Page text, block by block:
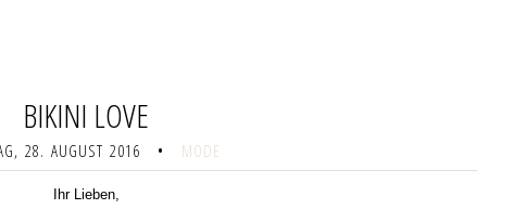
BIKINI LOVE
28. AUGUST 2016 • MODE
Ihr Lieben,